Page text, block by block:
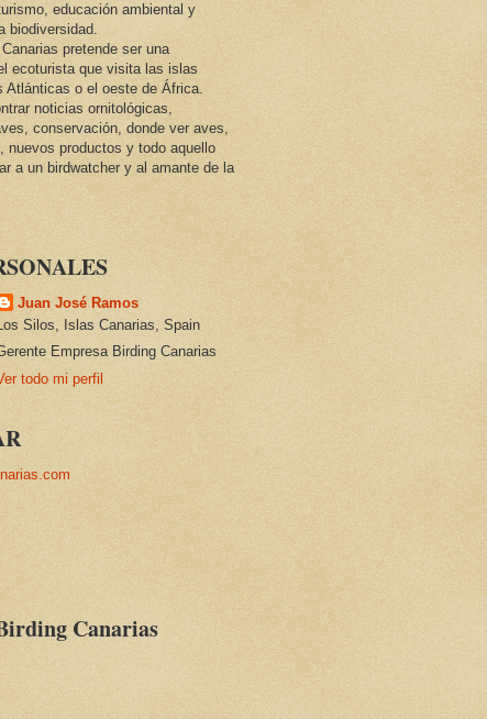
educación ambiental y
biodiversidad.
pretende ser una
ecoturista que visita las islas
Atlánticas o el oeste de África.
noticias ornitológicas,
conservación, donde ver aves,
nuevos productos y todo aquello
a un birdwatcher y al amante de la
Juan José Ramos
Silos, Islas Canarias, Spain
Empresa Birding Canarias
todo mi perfil
Canarias